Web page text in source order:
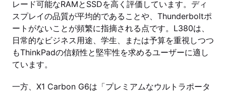
レード可能なRAMとSSDを高く評価しています。ディ
スプレイの品質が平均的であることや、Thunderboltポ
ートがないことが頻繁に指摘される点です。L380は、
日常的なビジネス用途、学生、または予算を重視しつつ
もThinkPadの信頼性と堅牢性を求めるユーザーに適し
ています。
一方、X1 Carbon G6は「プレミアムなウルトラポータ